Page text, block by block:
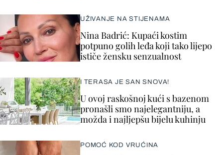
UŽIVANJE NA STIJENAMA
Nina Badrić: Kupaći kostim
potpuno golih leđa koji tako lijepo
ističe žensku senzualnost
I TERASA JE SAN SNOVA!
U ovoj raskošnoj kući s bazenom
pronašli smo najelegantniju, a
možda i najljepšu bijelu kuhinju
POMOĆ KOD VRUĆINA